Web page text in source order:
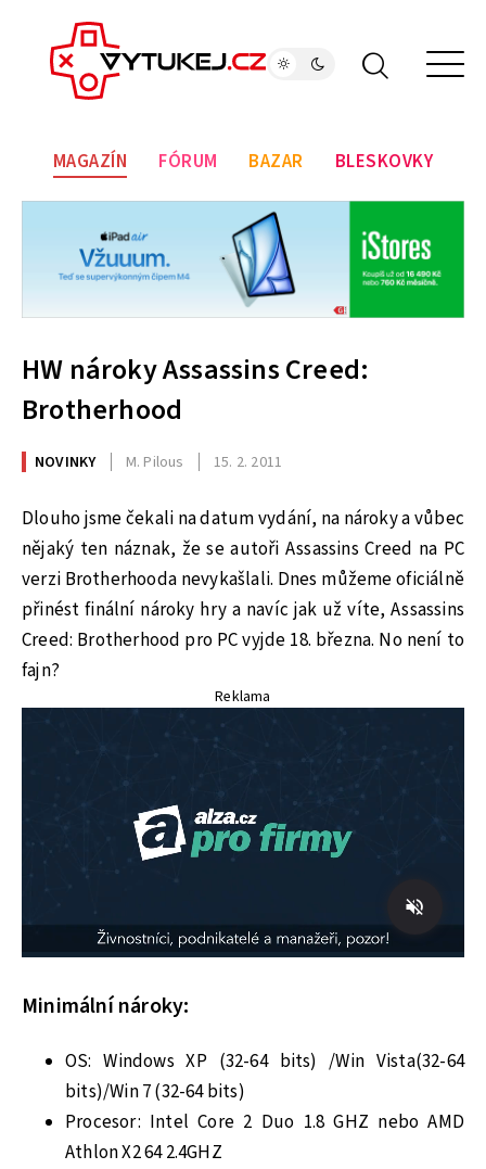
MAGAZÍN FÓRUM BAZAR BLESKOVKY
HW nároky Assassins Creed:
Brotherhood
NOVINKY M. Pilous 15. 2. 2011
Dlouho jsme čekali na datum vydání, na nároky a vůbec
nějaký ten náznak, že se autoři Assassins Creed na PC
verzi Brotherhooda nevykašlali. Dnes můžeme oficiálně
přinést finální nároky hry a navíc jak už víte, Assassins
Creed: Brotherhood pro PC vyjde 18. března. No není to
fajn?
Reklama
Minimální nároky:
OS: Windows XP (32-64 bits) /Win Vista(32-64
bits)/Win 7 (32-64 bits)
Procesor: Intel Core 2 Duo 1.8 GHZ nebo AMD
Athlon X2 64 2.4GHZ